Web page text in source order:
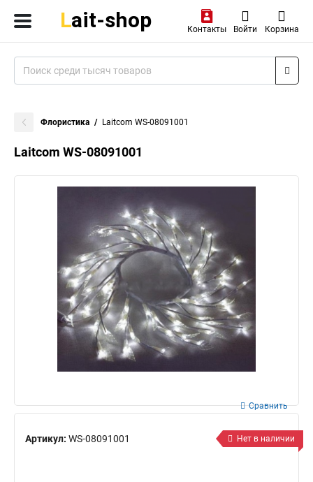
Контакты Войти Корзина
Флористика Laitcom WS-08091001
Laitcom WS-08091001
Артикул: WS-08091001
Сравнить
Нет в наличии